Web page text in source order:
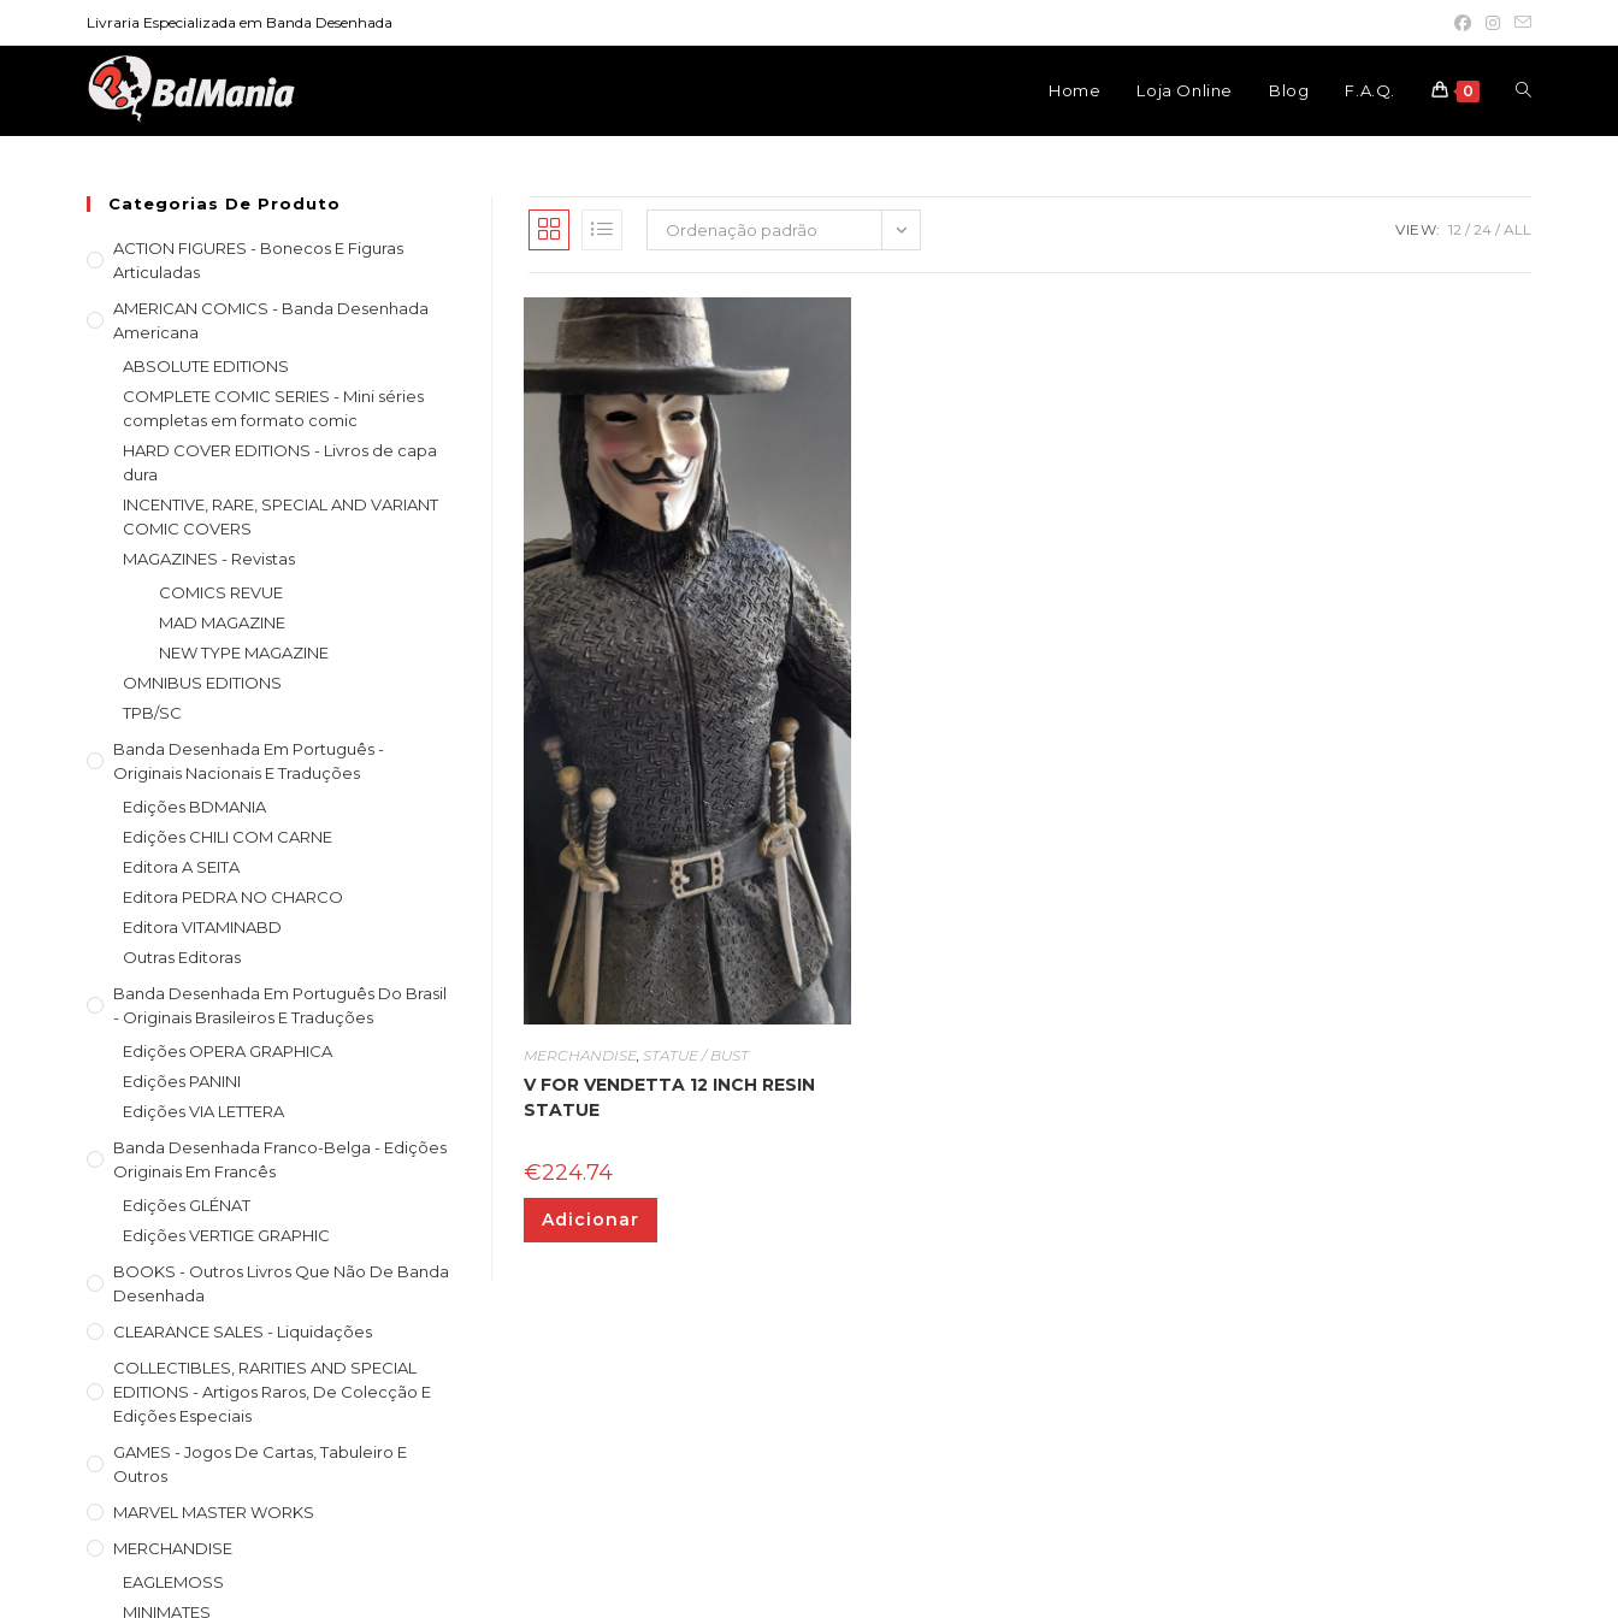
Livraria Especializada em Banda Desenhada
Home Loja Online Blog F.A.Q. 0 Toggle
Categorias De Produto
ACTION FIGURES - Bonecos E Figuras
Articuladas
AMERICAN COMICS - Banda Desenhada
Americana
ABSOLUTE EDITIONS
COMPLETE COMIC SERIES - Mini séries
completas em formato comic
HARD COVER EDITIONS - Livros de capa
dura
INCENTIVE, RARE, SPECIAL AND VARIANT
COMIC COVERS
MAGAZINES - Revistas
COMICS REVUE
MAD MAGAZINE
NEW TYPE MAGAZINE
OMNIBUS EDITIONS
TPB/SC
Banda Desenhada Em Português -
Originais Nacionais E Traduções
Edições BDMANIA
Edições CHILI COM CARNE
Editora A SEITA
Editora PEDRA NO CHARCO
Editora VITAMINABD
Outras Editoras
Banda Desenhada Em Português Do Brasil
- Originais Brasileiros E Traduções
Edições OPERA GRAPHICA
Edições PANINI
Edições VIA LETTERA
Banda Desenhada Franco-Belga - Edições
Originais Em Francês
Edições GLÉNAT
Edições VERTIGE GRAPHIC
BOOKS - Outros Livros Que Não De Banda
Desenhada
CLEARANCE SALES - Liquidações
COLLECTIBLES, RARITIES AND SPECIAL
EDITIONS - Artigos Raros, De Colecção E
Edições Especiais
GAMES - Jogos De Cartas, Tabuleiro E
Outros
MARVEL MASTER WORKS
MERCHANDISE
EAGLEMOSS
MINIMATES
Ordenação padrão VIEW: 12 24 ALL
MERCHANDISE ,STATUE / BUST
V FOR VENDETTA 12 INCH RESIN
STATUE
€224.74
Adicionar